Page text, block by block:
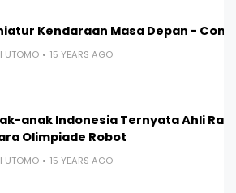
Kendaraan Masa Depan -
UTOMO 15 YEARS AGO
anak Indonesia Ternyata Ahli
Olimpiade Robot
UTOMO 15 YEARS AGO